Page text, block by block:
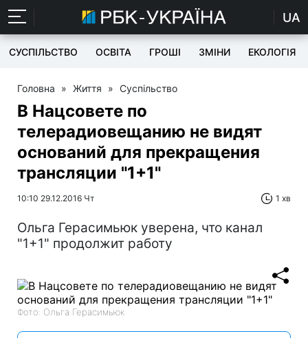
UA
СУСПІЛЬСТВО ОСВІТА ГРОШІ ЗМІНИ ЕКОЛОГІЯ
Головна » Життя » Суспільство
В Нацсовете по
телерадиовещанию не видят
оснований для прекращения
трансляции "1+1"
10:10 29.12.2016 Чт 1 хв
Ольга Герасимьюк уверена, что канал
"1+1" продолжит работу
Фото: Ольга Герасимьюк